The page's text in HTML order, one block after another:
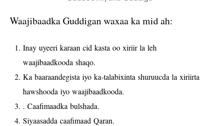
Waajibaadka Guddigan waxaa ka mid ah:
Inay uyeeri karaan cid kasta oo xiriir la leh
waajibaadkooda shaqo.
Ka baaraandegista iyo ka-talabixinta shuruucda la xiriirta
hawshooda iyo waajibaadkooda.
. Caafimaadka bulshada.
Siyaasadda caafimaad Qaran.